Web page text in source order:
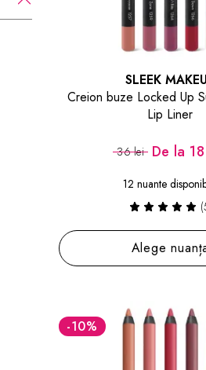
SLEEK
Creion buze Locked Up
Lip Liner
36 lei De la
12 nuante
Alege
-10%